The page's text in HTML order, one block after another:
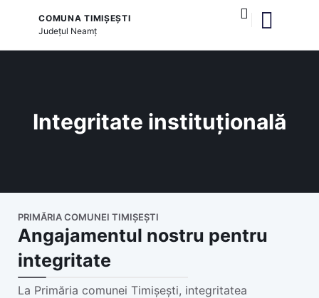
COMUNA TIMIȘEȘTI
Județul Neamț
Integritate instituțională
PRIMĂRIA COMUNEI TIMIȘEȘTI
Angajamentul nostru pentru
integritate
La Primăria comunei Timișești, integritatea